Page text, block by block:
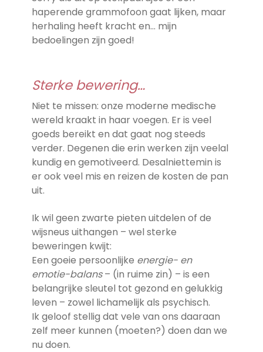
haperende grammofoon gaat lijken, maar
herhaling heeft kracht en… mijn
bedoelingen zijn goed!
Sterke bewering…
Niet te missen: onze moderne medische
wereld kraakt in haar voegen. Er is veel
goeds bereikt en dat gaat nog steeds
verder. Degenen die erin werken zijn veelal
kundig en gemotiveerd. Desalniettemin is
er ook veel mis en reizen de kosten de pan
uit.
Ik wil geen zwarte pieten uitdelen of de
wijsneus uithangen – wel sterke
beweringen kwijt:
Een goeie persoonlijke energie- en
emotie-balans– (in ruime zin) – is een
belangrijke sleutel tot gezond en gelukkig
leven – zowel lichamelijk als psychisch.
Ik geloof stellig dat vele van ons daaraan
zelf meer kunnen (moeten?) doen dan we
nu doen.